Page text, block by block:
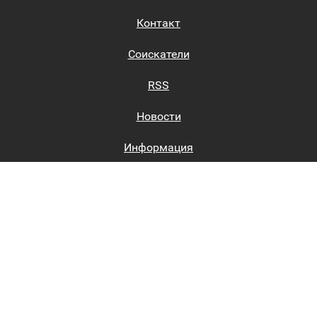
Контакт
Соискатели
RSS
Новости
Информация